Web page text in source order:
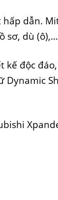
dẫn.
sơ, dù (ô),…
kế độc
Dynamic